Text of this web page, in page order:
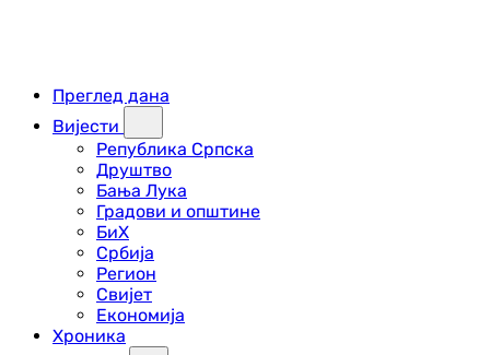
Преглед дана
Вијести
Република Српска
Друштво
Бања Лука
Градови и општине
БиХ
Србија
Регион
Свијет
Економија
Хроника